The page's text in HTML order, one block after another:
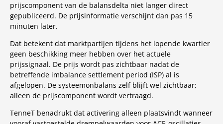
prijscomponent van de balansdelta niet langer direct
gepubliceerd. De prijsinformatie verschijnt dan pas 15
minuten later.
Dat betekent dat marktpartijen tijdens het lopende kwartier
geen beschikking meer hebben over het actuele
prijssignaal. De prijs wordt pas zichtbaar nadat de
betreffende imbalance settlement period (ISP) al is
afgelopen. De systeemonbalans zelf blijft wel zichtbaar;
alleen de prijscomponent wordt vertraagd.
TenneT benadrukt dat activering alleen plaatsvindt wanneer